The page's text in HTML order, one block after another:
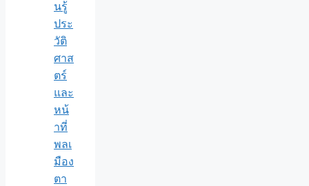
นรู้
ประ
วัติ
ศาส
ตร์
และ
หน้
าที่
พลเ
มือง
ตา